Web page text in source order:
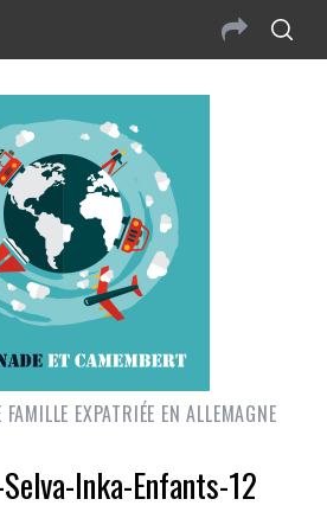
EXPATRIÉE EN ALLEMAGNE
Inka-Enfants-12